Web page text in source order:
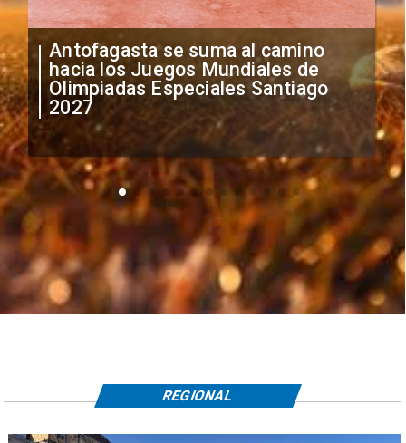
"Falta de profesionalismo": Sifup
anuncia medidas por situación
irregular de futbolistas
extranjeros
REGIONAL